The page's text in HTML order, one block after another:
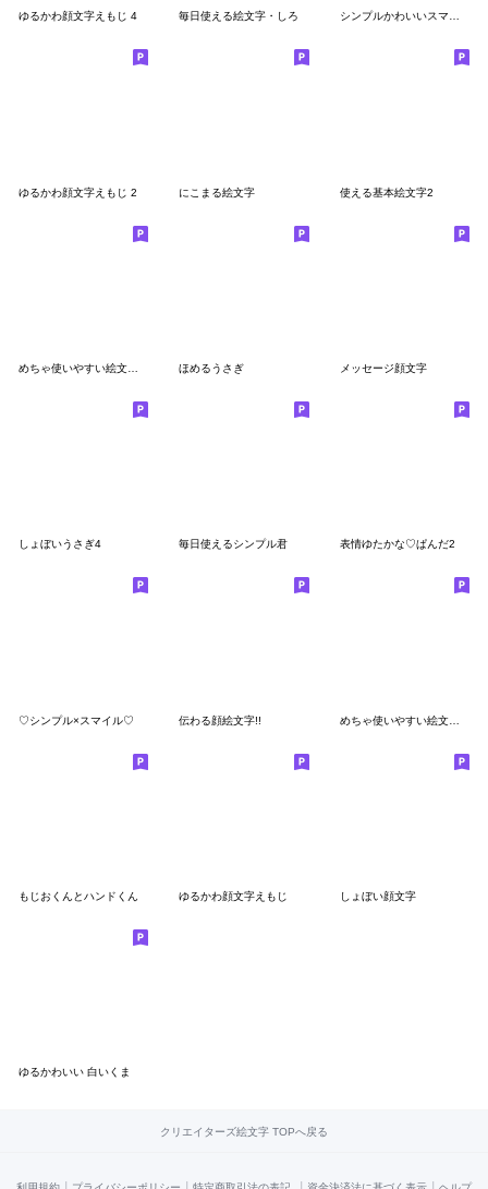
ゆるかわ顔文字えもじ 4 毎日使える絵文字・しろ シンプルかわいいスマイル絵文字
ゆるかわ顔文字えもじ 2 にこまる絵文字 使える基本絵文字2
ほめるうさぎ メッセージ顔文字
しょぼいうさぎ4 毎日使えるシンプル君 表情ゆたかな♡ぱんだ2
♡シンプル×スマイル♡ 伝わる顔絵文字!! めちゃ使いやすい絵文字や～ん１２
もじおくんとハンドくん ゆるかわ顔文字えもじ しょぼい顔文字
ゆるかわいい 白いくま
クリエイターズ絵文字 TOPへ戻る